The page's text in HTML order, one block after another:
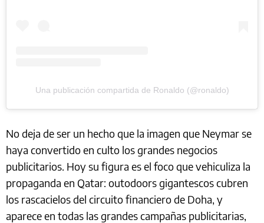
Una publicación compartida de Ronaldo (@ronaldo)
No deja de ser un hecho que la imagen que Neymar se
haya convertido en culto los grandes negocios
publicitarios. Hoy su figura es el foco que vehiculiza la
propaganda en Qatar: outodoors gigantescos cubren
los rascacielos del circuito financiero de Doha, y
aparece en todas las grandes campañas publicitarias,